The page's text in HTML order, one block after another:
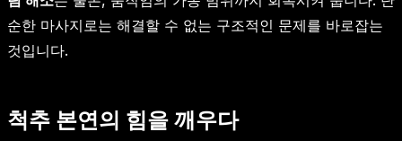
순한 마사지로는 해결할 수 없는 구조적인 문제를 바로잡는
것입니다.
척추 본연의 힘을 깨우다